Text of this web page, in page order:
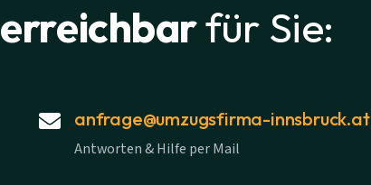
erreichbarfür Sie:
anfrage@umzugsfirma-innsbruck.at
Antworten & Hilfe per Mail